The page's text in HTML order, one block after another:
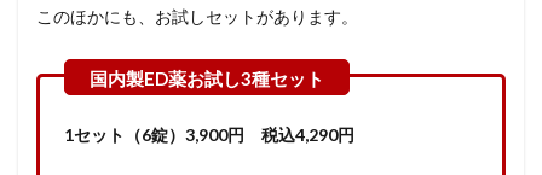
このほかにも、お試しセットがあります。
1セット（6錠）3,900円 税込4,290円